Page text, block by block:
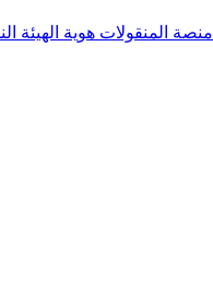
منصة المنقولات هوية الهيئة